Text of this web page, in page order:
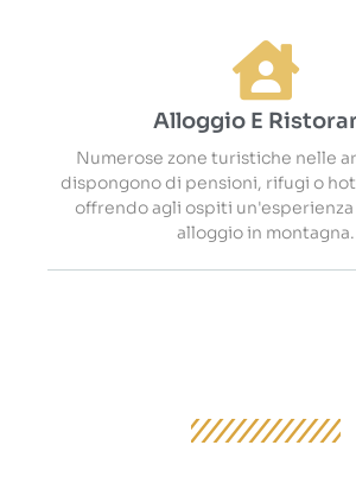
Alloggio E
Numerose zone turistiche nelle
dispongono di pensioni, rifugi o
offrendo agli ospiti
alloggio in montagna.